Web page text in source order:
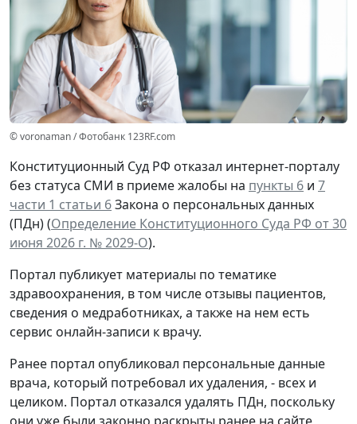
© voronaman / Фотобанк 123RF.com
Конституционный Суд РФ отказал интернет-порталу
без статуса СМИ в приеме жалобы на пункты 6 и 7
части 1 статьи 6Закона о персональных данных
(ПДн) (Определение Конституционного Суда РФ от 30
июня 2026 г. № 2029-О).
Портал публикует материалы по тематике
здравоохранения, в том числе отзывы пациентов,
сведения о медработниках, а также на нем есть
сервис онлайн-записи к врачу.
Ранее портал опубликовал персональные данные
врача, который потребовал их удаления, - всех и
целиком. Портал отказался удалять ПДн, поскольку